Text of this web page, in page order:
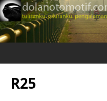
R25